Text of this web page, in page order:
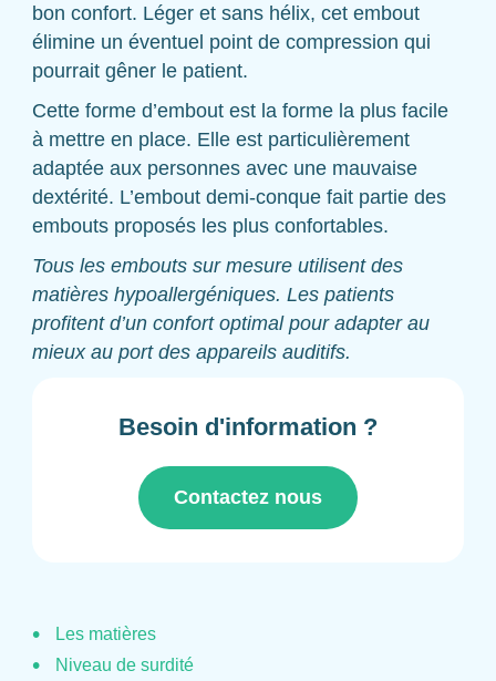
bon confort. Léger et sans hélix, cet embout
élimine un éventuel point de compression qui
pourrait gêner le patient.
Cette forme d’embout est la forme la plus facile
à mettre en place. Elle est particulièrement
adaptée aux personnes avec une mauvaise
dextérité. L’embout demi-conque fait partie des
embouts proposés les plus confortables.
Tous les embouts sur mesure utilisent des
matières hypoallergéniques. Les patients
profitent d’un confort optimal pour adapter au
mieux au port des appareils auditifs.
Besoin d'information ?
Contactez nous
Les matières
Niveau de surdité